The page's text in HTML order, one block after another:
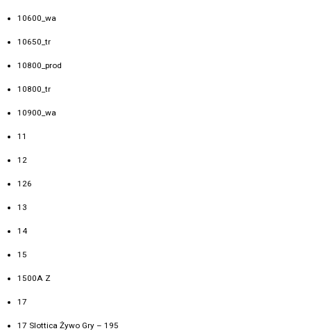
10600_wa
10650_tr
10800_prod
10800_tr
10900_wa
11
12
126
13
14
15
1500A Z
17
17 Slottica Żywo Gry – 195